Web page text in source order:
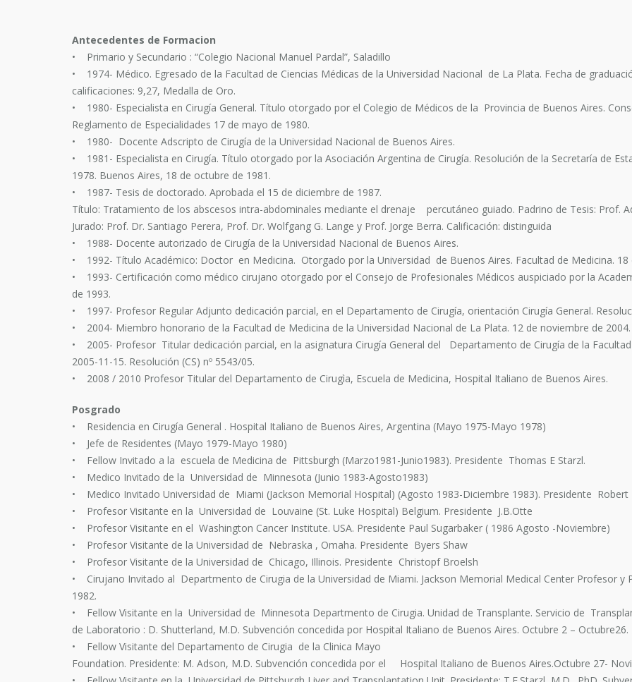
Antecedentes de Formacion
• Primario y Secundario : “Colegio Nacional Manuel Pardal”, Saladillo
• 1974- Médico. Egresado de la Facultad de Ciencias Médicas de la Universidad Nacional de La Plata. Fecha de
calificaciones: 9,27, Medalla de Oro.
• 1980- Especialista en Cirugía General. Título otorgado por el Colegio de Médicos de la Provincia de Buenos Aires.
Reglamento de Especialidades 17 de mayo de 1980.
• 1980- Docente Adscripto de Cirugía de la Universidad Nacional de Buenos Aires.
• 1981- Especialista en Cirugía. Título otorgado por la Asociación Argentina de Cirugía. Resolución de la Secretaría de
1978. Buenos Aires, 18 de octubre de 1981.
• 1987- Tesis de doctorado. Aprobada el 15 de diciembre de 1987.
Título: Tratamiento de los abscesos intra-abdominales mediante el drenaje percutáneo guiado. Padrino de Tesis: Prof.
Jurado: Prof. Dr. Santiago Perera, Prof. Dr. Wolfgang G. Lange y Prof. Jorge Berra. Calificación: distinguida
• 1988- Docente autorizado de Cirugía de la Universidad Nacional de Buenos Aires.
• 1992- Título Académico: Doctor en Medicina. Otorgado por la Universidad de Buenos Aires. Facultad de Medicina. 18
• 1993- Certificación como médico cirujano otorgado por el Consejo de Profesionales Médicos auspiciado por la
de 1993.
• 1997- Profesor Regular Adjunto dedicación parcial, en el Departamento de Cirugía, orientación Cirugía General.
• 2004- Miembro honorario de la Facultad de Medicina de la Universidad Nacional de La Plata. 12 de noviembre de 2004.
• 2005- Profesor Titular dedicación parcial, en la asignatura Cirugía General del Departamento de Cirugía de la
2005-11-15. Resolución (CS) nº 5543/05.
• 2008 / 2010 Profesor Titular del Departamento de Cirugìa, Escuela de Medicina, Hospital Italiano de Buenos Aires.
Posgrado
• Residencia en Cirugía General . Hospital Italiano de Buenos Aires, Argentina (Mayo 1975-Mayo 1978)
• Jefe de Residentes (Mayo 1979-Mayo 1980)
• Fellow Invitado a la escuela de Medicina de Pittsburgh (Marzo1981-Junio1983). Presidente Thomas E Starzl.
• Medico Invitado de la Universidad de Minnesota (Junio 1983-Agosto1983)
• Medico Invitado Universidad de Miami (Jackson Memorial Hospital) (Agosto 1983-Diciembre 1983). Presidente Robert
• Profesor Visitante en la Universidad de Louvaine (St. Luke Hospital) Belgium. Presidente J.B.Otte
• Profesor Visitante en el Washington Cancer Institute. USA. Presidente Paul Sugarbaker ( 1986 Agosto -Noviembre)
• Profesor Visitante de la Universidad de Nebraska , Omaha. Presidente Byers Shaw
• Profesor Visitante de la Universidad de Chicago, Illinois. Presidente Christopf Broelsh
• Cirujano Invitado al Departmento de Cirugia de la Universidad de Miami. Jackson Memorial Medical Center Profesor y
1982.
• Fellow Visitante en la Universidad de Minnesota Departmento de Cirugia. Unidad de Transplante. Servicio de
de Laboratorio : D. Shutterland, M.D. Subvención concedida por Hospital Italiano de Buenos Aires. Octubre 2 –
• Fellow Visitante del Departamento de Cirugia de la Clinica Mayo
Foundation. Presidente: M. Adson, M.D. Subvención concedida por el Hospital Italiano de Buenos Aires.Octubre 27-